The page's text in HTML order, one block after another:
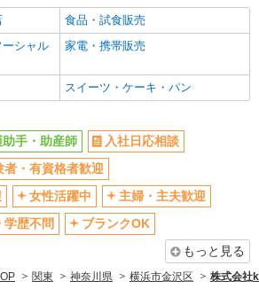
禁煙・分煙
車通勤OK
交通費支給
り
各種手当（家族・役職・インセン
ティブなど）あり
研修制度あり
す
食品・試食販売
シャル
家電・携帯販売
スイーツ・ケーキ・パン
手・助産師
入社日応相談
者・有資格者歓迎
女性活躍中
主婦・主夫歓迎
学歴不問
ブランクOK
もっと見る
関東 神奈川県 横浜市金沢区 株式会社